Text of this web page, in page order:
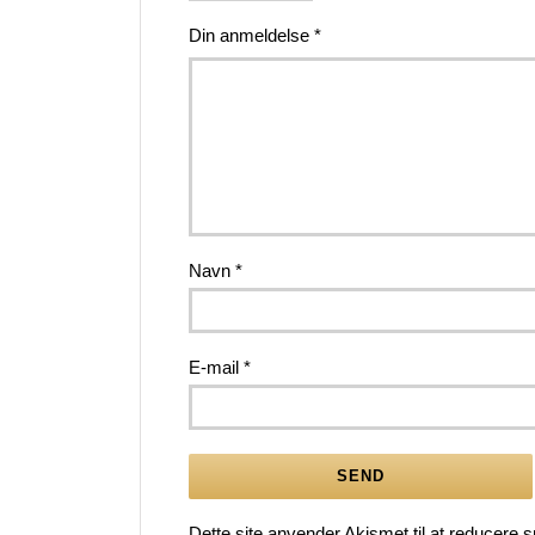
Din anmeldelse *
Navn *
E-mail *